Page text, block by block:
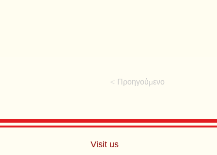
< Προηγούμενο
Visit us